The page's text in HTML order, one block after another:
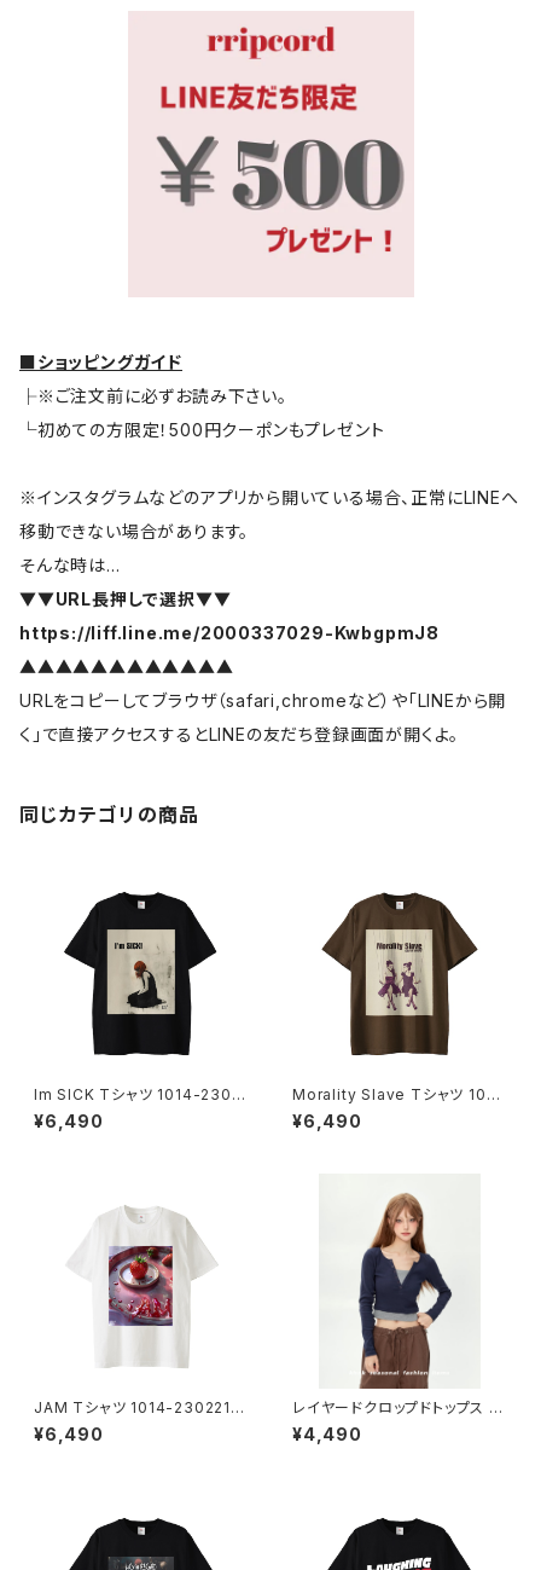
■ショッピングガイド
├※ご注文前に必ずお読み下さい。
└初めての方限定！500円クーポンもプレゼント
※インスタグラムなどのアプリから開いている場合、正常にLINEへ
移動できない場合があります。
そんな時は…
▼▼URL長押しで選択▼▼
https://liff.line.me/2000337029-KwbgpmJ8
▲▲▲▲▲▲▲▲▲▲▲▲
URLをコピーしてブラウザ（safari,chromeなど）や「LINEから開
く」で直接アクセスするとLINEの友だち登録画面が開くよ。
同じカテゴリの商品
Im SICK Tシャツ 1014-2302
21232
¥6,490
Morality Slave Tシャツ 1014
-230221229
¥6,490
JAM Tシャツ 1014-2302212
25
¥6,490
レイヤードクロップドトップス 10
13-240905015
¥4,490